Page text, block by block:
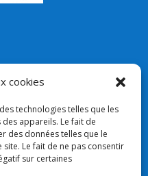
cookies
technologies telles que les
appareils. Le fait de
des données telles que le
Le fait de ne pas consentir
sur certaines